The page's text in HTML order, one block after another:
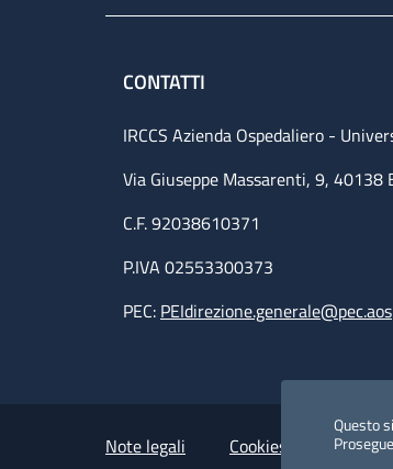
Questo
CONTATTI
IRCCS Azienda Ospedaliero -
Via Giuseppe Massarenti, 9, 40138
C.F. 92038610371
P.IVA 02553300373
PEC:
Small prints
Useful links
Note legali Cookies Policy